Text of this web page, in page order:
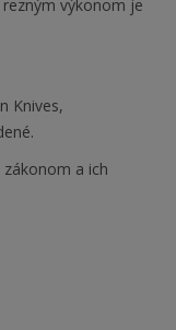
výkonom je
Knives,
a ich